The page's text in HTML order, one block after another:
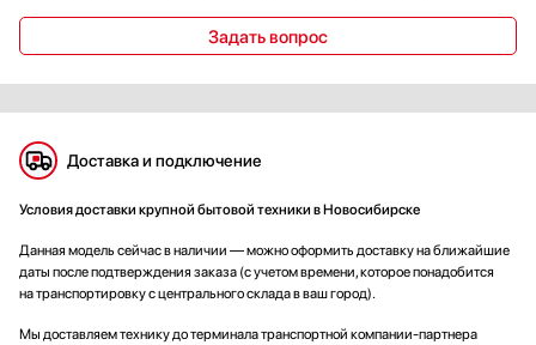
Задать вопрос
Доставка и подключение
Условия доставки крупной бытовой техники в Новосибирске
Данная модель сейчас в наличии — можно оформить доставку на ближайшие
даты после подтверждения заказа (с учетом времени, которое понадобится
на транспортировку с центрального склада в ваш город).
Мы доставляем технику до терминала транспортной компании-партнера